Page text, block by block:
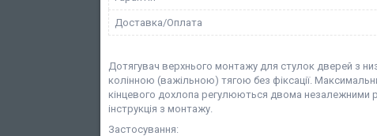
Доставка/Оплата
Дотягувач верхнього монтажу для стулок дверей з
колінною (важільною) тягою без фіксації.
кінцевого дохлопа регулюються двома незалежними
інструкція з монтажу.
Застосування: